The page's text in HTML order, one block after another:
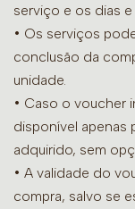
serviço e os dias
• Os serviços
conclusão da
unidade.
• Caso o voucher
disponível apenas
adquirido, sem
• A validade do
compra, salvo se